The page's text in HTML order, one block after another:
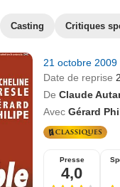
Casting Critiques
21 octobre 2009
Date de reprise
De Claude
Avec Gérard
Presse
4,0